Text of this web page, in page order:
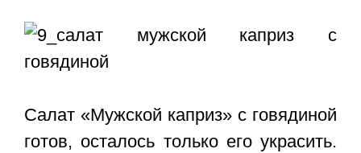
Салат «Мужской каприз» с говядиной
готов, осталось только его украсить.